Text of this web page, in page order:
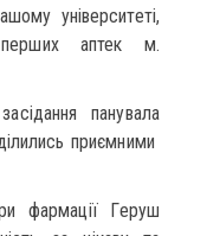
університеті,
перших аптек м.
панувала
приємними
фармації Геруш